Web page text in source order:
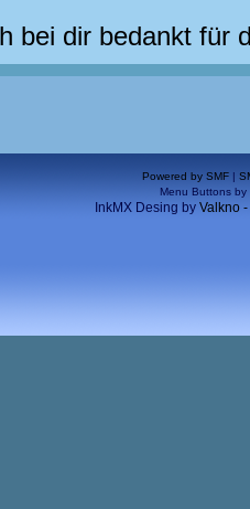
bei dir bedankt für
Powered by SMF |
Menu Buttons by
InkMX Desing by Valkno